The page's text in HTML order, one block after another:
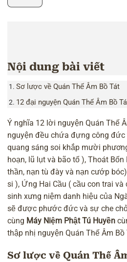
Nội dung bài viết
Sơ lược về Quán Thế Âm Bồ Tát
12 đại nguyện Quán Thế Âm Bồ
Ý nghĩa 12 lời nguyện Quán Thế
nguyện đều chứa đựng công đức
quang sáng soi khắp mười
hoạn, lũ lụt và bão tố ), Thoát
thần, nạn tù đày và nạn cướp
si ), Ứng Hai Cầu ( cầu con trai và
sinh xưng niệm danh hiệu của
sẽ được phước đức và sự che
cùng Máy Niệm Phật Tú Huyền
thập nhị nguyện Quán Thế Âm Bồ
Sơ lược về Quán Thế